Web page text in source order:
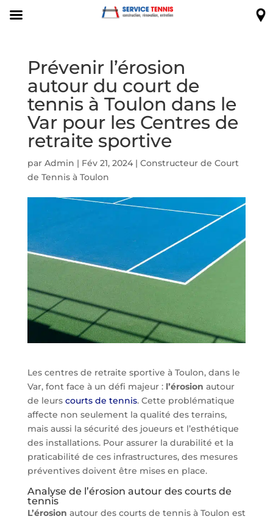
Prévenir l’érosion
autour du court de
tennis à Toulon dans le
Var pour les Centres de
retraite sportive
par Admin | Fév 21, 2024| Constructeur de Court
de Tennis à Toulon
Les centres de retraite sportive à Toulon, dans le
Var, font face à un défi majeur : l’érosion autour
de leurs courts de tennis. Cette problématique
affecte non seulement la qualité des terrains,
mais aussi la sécurité des joueurs et l’esthétique
des installations. Pour assurer la durabilité et la
praticabilité de ces infrastructures, des mesures
préventives doivent être mises en place.
Analyse de l’érosion autour des courts de
tennis
L’érosion autour des courts de tennis à Toulon est